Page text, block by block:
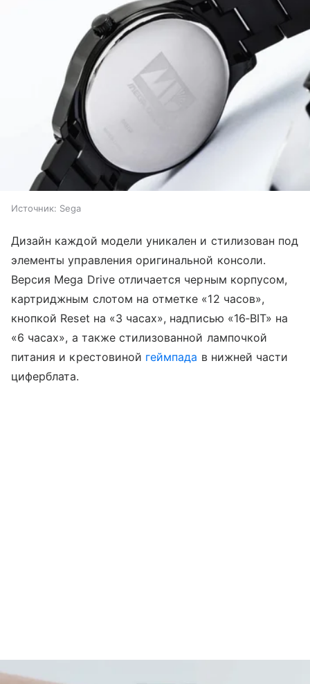
Источник: Sega
Дизайн каждой модели уникален и стилизован под
элементы управления оригинальной консоли.
Версия Mega Drive отличается черным корпусом,
картриджным слотом на отметке «12 часов»,
кнопкой Reset на «3 часах», надписью «16‑BIT» на
«6 часах», а также стилизованной лампочкой
питания и крестовиной геймпада в нижней части
циферблата.